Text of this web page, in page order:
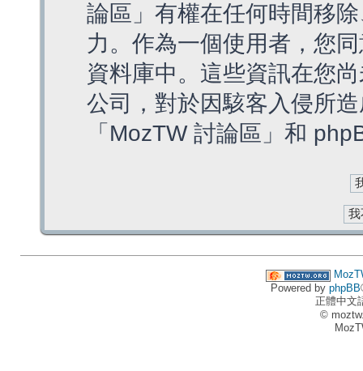
論區」有權在任何時間移
力。作為一個使用者，您
資料庫中。這些資訊在您
公司，對於因駭客入侵所
「MozTW 討論區」和
Powered by phpBB
正體中文
©